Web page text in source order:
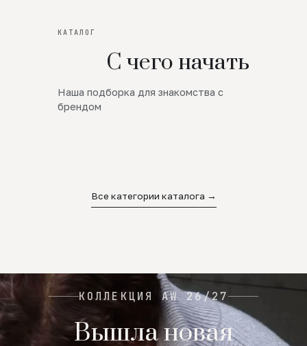
КАТАЛОГ
С чего начать
Наша подборка для знакомства с
брендом
Новинки
SALE
Все категории каталога →
КОЛЛЕКЦИЯ AW 26/27
Вышла новая